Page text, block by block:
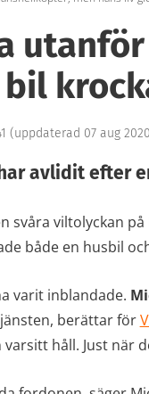
(uppdaterad 07 aug
avlidit efter
svåra viltolyckan
både en husbil
varit inblandade.
berättar för
håll. Just när